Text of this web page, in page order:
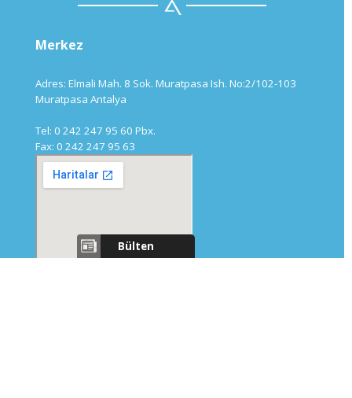
Merkez
Adres: Elmali Mah. 8 Sok. Muratpasa Ish. No:2/102-103
Muratpasa Antalya
Tel: 0 242 247 95 60 Pbx.
Fax: 0 242 247 95 63
Bülten